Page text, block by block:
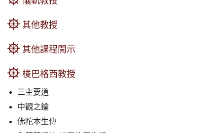
其他教授
其他課程開示
梭巴格西教授
三主要道
中觀之鑰
佛陀本生傳